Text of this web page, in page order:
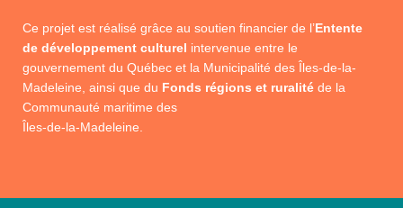
Ce projet est réalisé grâce au soutien financier de l’Entente
de développement culturel intervenue entre le
gouvernement du Québec et la Municipalité des Îles-de-la-
Madeleine, ainsi que du Fonds régions et ruralité de la
Communauté maritime des
Îles-de-la-Madeleine.